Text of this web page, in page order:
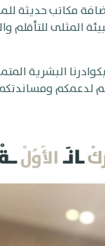
مكاتب حديثة
المثلى
البشرية
ومساندتكم